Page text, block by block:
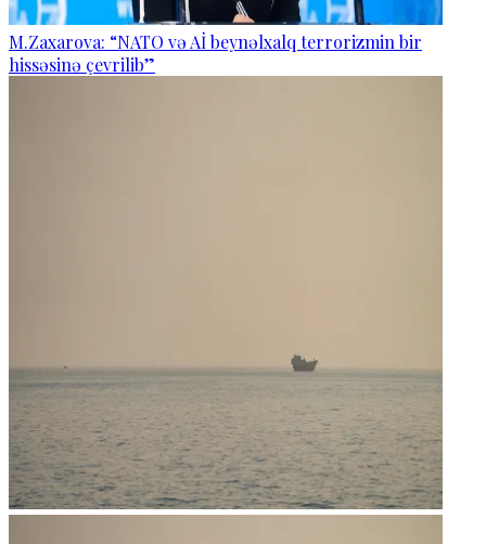
M.Zaxarova: “NATO və Aİ beynəlxalq terrorizmin bir
hissəsinə çevrilib”